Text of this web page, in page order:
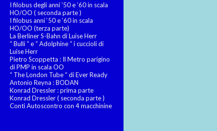
I filobus degli anni ’50 e ’60 in scala
HO/OO ( seconda parte )
I filobus anni ‘50 e ’60 in scala
HO/OO (terza parte)
La Berliner S-Bahn di Luise Herr
“ Bulli “ e “ Adolphine “ i cuccioli di
Luise Herr
Pietro Scoppetta : Il Metro parigino
di PMP in scala OO
“ The London Tube “ di Ever Ready
Antonio Reyna : BODAN
Konrad Dressler : prima parte
Konrad Dressler ( seconda parte )
Conti Autoscontro con 4 macchinine